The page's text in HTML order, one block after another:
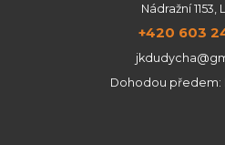
Nádražní 1153,
+420 603
Dohodou předem: